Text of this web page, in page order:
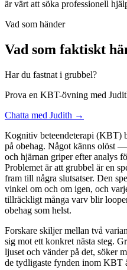
är värt att söka professionell
Vad som händer
Vad som faktiskt
Har du fastnat i grubbel?
Prova en KBT-övning med
Chatta med Judith →
Kognitiv beteendeterapi (KBT)
på obehag. Något känns olöst
och hjärnan griper efter analys
Problemet är att grubbel är en
fram till några slutsatser. Den
vinkel om och om igen, och
tillräckligt många varv blir
obehag som helst.
Forskare skiljer mellan två
sig mot ett konkret nästa steg.
ljuset och vänder på det, söker
de tydligaste fynden inom KBT